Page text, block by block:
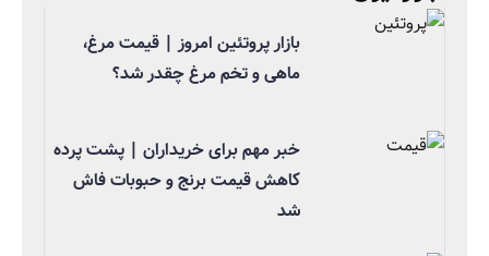
بازار پروتئین امروز | قیمت مرغ،
ماهی و تخم مرغ چقدر شد؟
خبر مهم برای خریداران | پشت پرده
کاهش قیمت برنج و حبوبات فاش
شد